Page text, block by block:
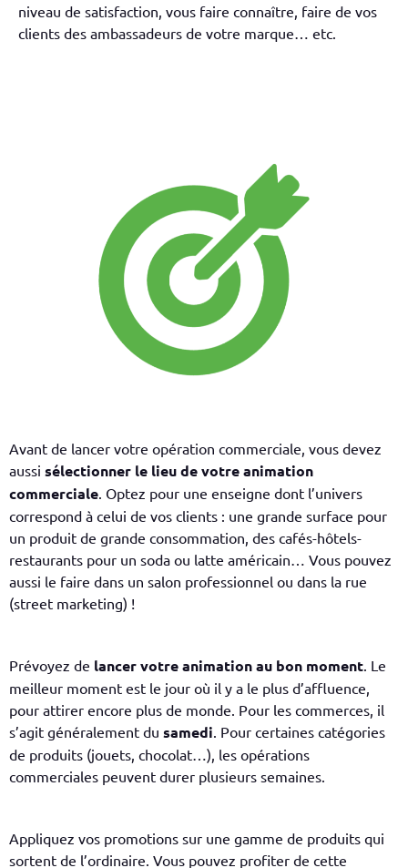
niveau de satisfaction, vous faire connaître, faire de vos
clients des ambassadeurs de votre marque… etc.
Avant de lancer votre opération commerciale, vous devez
aussi sélectionner le lieu de votre animation
commerciale . Optez pour une enseigne dont l’univers
correspond à celui de vos clients : une grande surface pour
un produit de grande consommation, des cafés-hôtels-
restaurants pour un soda ou latte américain… Vous pouvez
aussi le faire dans un salon professionnel ou dans la rue
(street marketing) !
Prévoyez de lancer votre animation au bon moment . Le
meilleur moment est le jour où il y a le plus d’affluence,
pour attirer encore plus de monde. Pour les commerces, il
s’agit généralement du samedi . Pour certaines catégories
de produits (jouets, chocolat…), les opérations
commerciales peuvent durer plusieurs semaines.
Appliquez vos promotions sur une gamme de produits qui
sortent de l’ordinaire. Vous pouvez profiter de cette